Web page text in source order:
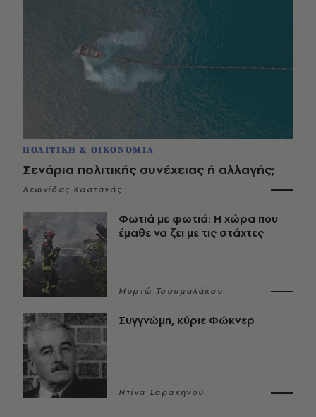
ΠΟΛΙΤΙΚΗ & ΟΙΚΟΝΟΜΙΑ
Σενάρια πολιτικής συνέχειας ή αλλαγής;
Λεωνίδας Καστανάς
Φωτιά με φωτιά: Η χώρα που
έμαθε να ζει με τις στάχτες
Μυρτώ Τσουμαλάκου
Συγγνώμη, κύριε Φώκνερ
Ντίνα Σαρακηνού